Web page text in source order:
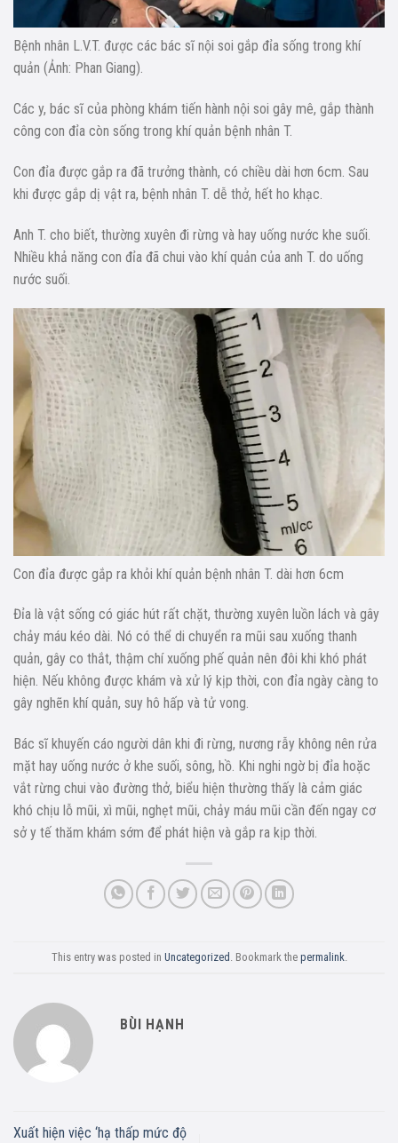
Bệnh nhân L.V.T. được các bác sĩ nội soi gắp đỉa sống trong khí
quản (Ảnh: Phan Giang).
Các y, bác sĩ của phòng khám tiến hành nội soi gây mê, gắp thành
công con đỉa còn sống trong khí quản bệnh nhân T.
Con đỉa được gắp ra đã trưởng thành, có chiều dài hơn 6cm. Sau
khi được gắp dị vật ra, bệnh nhân T. dễ thở, hết ho khạc.
Anh T. cho biết, thường xuyên đi rừng và hay uống nước khe suối.
Nhiều khả năng con đỉa đã chui vào khí quản của anh T. do uống
nước suối.
Con đỉa được gắp ra khỏi khí quản bệnh nhân T. dài hơn 6cm
Đỉa là vật sống có giác hút rất chặt, thường xuyên luồn lách và gây
chảy máu kéo dài. Nó có thể di chuyển ra mũi sau xuống thanh
quản, gây co thắt, thậm chí xuống phế quản nên đôi khi khó phát
hiện. Nếu không được khám và xử lý kịp thời, con đỉa ngày càng to
gây nghẽn khí quản, suy hô hấp và tử vong.
Bác sĩ khuyến cáo người dân khi đi rừng, nương rẫy không nên rửa
mặt hay uống nước ở khe suối, sông, hồ. Khi nghi ngờ bị đỉa hoặc
vắt rừng chui vào đường thở, biểu hiện thường thấy là cảm giác
khó chịu lỗ mũi, xì mũi, nghẹt mũi, chảy máu mũi cần đến ngay cơ
sở y tế thăm khám sớm để phát hiện và gắp ra kịp thời.
This entry was posted in Uncategorized . Bookmark the permalink
BÙI HẠNH
Xuất hiện việc ‘hạ thấp mức độ